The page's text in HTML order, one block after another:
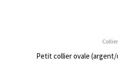
Petit collier ovale